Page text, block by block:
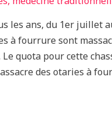
les ans, du 1er juillet
à fourrure sont
quota pour cette
des otaries à